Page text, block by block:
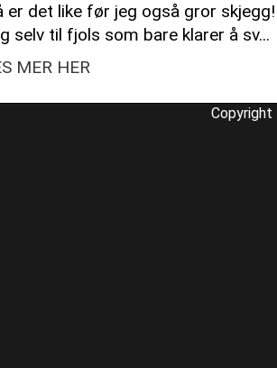
er det like før jeg også gror
selv til fjols som bare klarer å sv...
MER HER